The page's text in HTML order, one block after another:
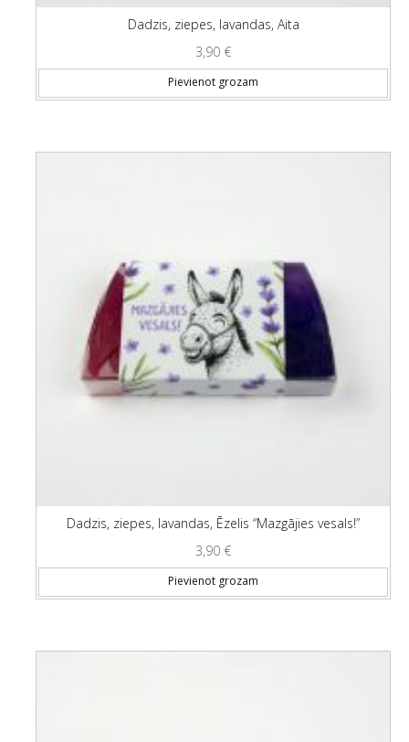
Dadzis, ziepes, lavandas, Aita
3,90 €
Pievienot grozam
Dadzis, ziepes, lavandas, Ēzelis “Mazgājies vesals!”
3,90 €
Pievienot grozam